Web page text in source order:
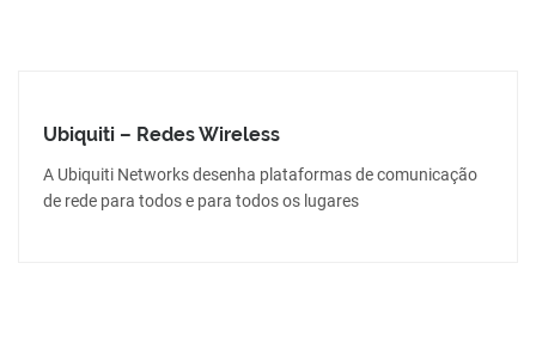
Ubiquiti – Redes Wireless
A Ubiquiti Networks desenha plataformas de comunicação
de rede para todos e para todos os lugares